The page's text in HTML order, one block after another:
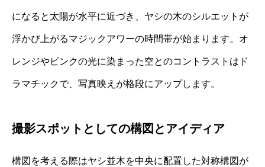
になると太陽が水平に近づき、ヤシの木のシルエットが
浮かび上がるマジックアワーの時間帯が始まります。オ
レンジやピンクの光に染まった空とのコントラストはド
ラマチックで、写真映えが格段にアップします。
撮影スポットとしての構図とアイディア
構図を考える際はヤシ並木を中央に配置した対称構図が